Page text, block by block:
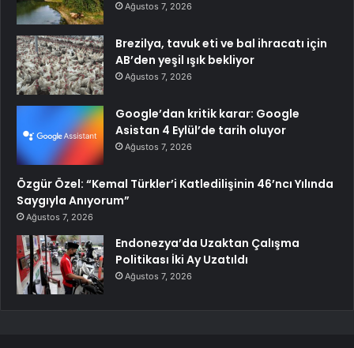
Ağustos 7, 2026
Brezilya, tavuk eti ve bal ihracatı için
AB’den yeşil ışık bekliyor
Ağustos 7, 2026
Google’dan kritik karar: Google
Asistan 4 Eylül’de tarih oluyor
Ağustos 7, 2026
Özgür Özel: “Kemal Türkler’i Katledilişinin 46’ncı Yılında
Saygıyla Anıyorum”
Ağustos 7, 2026
Endonezya’da Uzaktan Çalışma
Politikası İki Ay Uzatıldı
Ağustos 7, 2026